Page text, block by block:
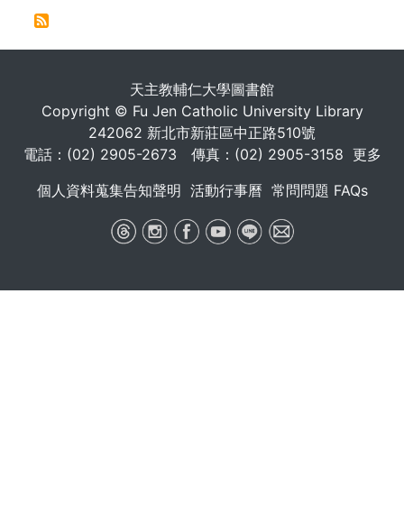
天主教輔仁大學圖書館
Copyright © Fu Jen Catholic University Library
242062 新北市新莊區中正路510號
電話：(02) 2905-2673 傳真：(02) 2905-3158 更多
個人資料蒐集告知聲明 活動行事曆 常問問題 FAQs